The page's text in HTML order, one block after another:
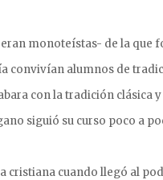
monoteístas- de la que
convivían alumnos de
con la tradición clásica
siguió su curso poco a
cristiana cuando llegó al